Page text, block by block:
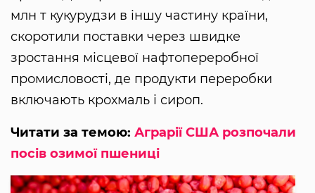
млн т кукурудзи в іншу частину країни,
скоротили поставки через швидке
зростання місцевої нафтопереробної
промисловості, де продукти переробки
включають крохмаль і сироп.
Читати за темою: Аграрії США розпочали
посів озимої пшениці